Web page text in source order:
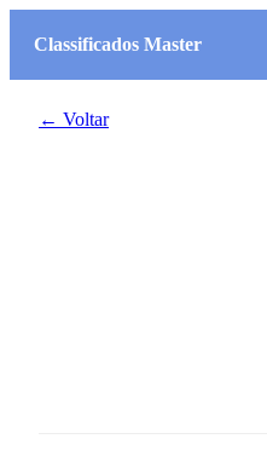
Classificados Master
← Voltar